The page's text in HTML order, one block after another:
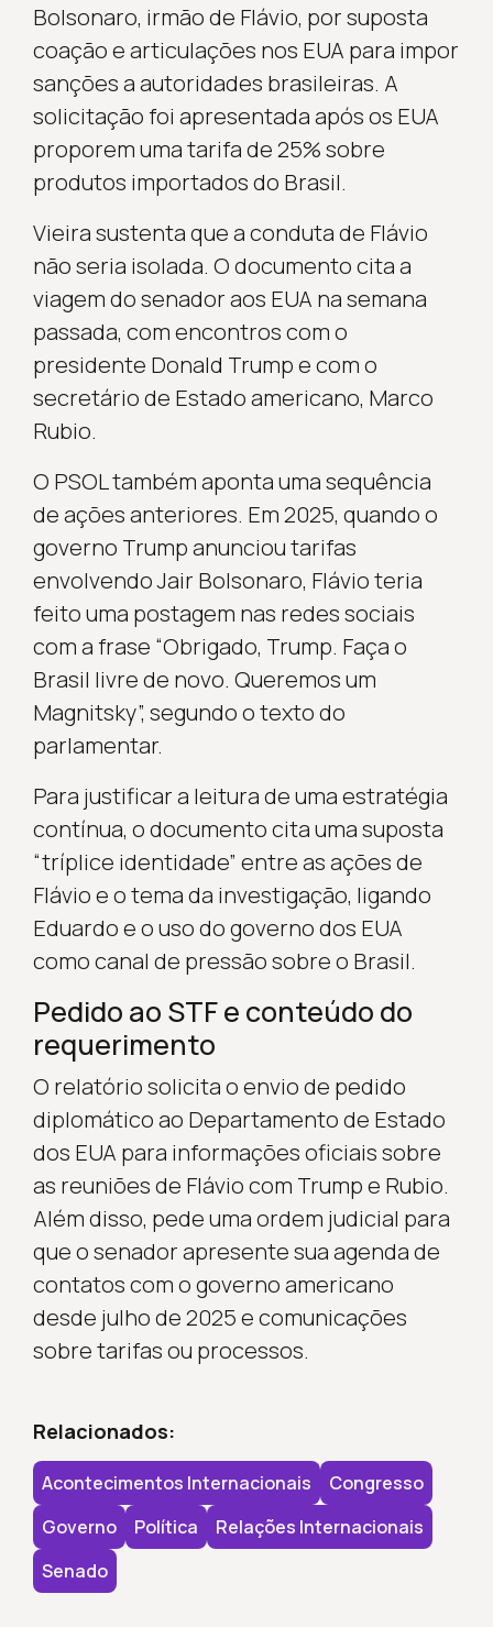
Bolsonaro, irmão de Flávio, por suposta
coação e articulações nos EUA para impor
sanções a autoridades brasileiras. A
solicitação foi apresentada após os EUA
proporem uma tarifa de 25% sobre
produtos importados do Brasil.
Vieira sustenta que a conduta de Flávio
não seria isolada. O documento cita a
viagem do senador aos EUA na semana
passada, com encontros com o
presidente Donald Trump e com o
secretário de Estado americano, Marco
Rubio.
O PSOL também aponta uma sequência
de ações anteriores. Em 2025, quando o
governo Trump anunciou tarifas
envolvendo Jair Bolsonaro, Flávio teria
feito uma postagem nas redes sociais
com a frase “Obrigado, Trump. Faça o
Brasil livre de novo. Queremos um
Magnitsky”, segundo o texto do
parlamentar.
Para justificar a leitura de uma estratégia
contínua, o documento cita uma suposta
“tríplice identidade” entre as ações de
Flávio e o tema da investigação, ligando
Eduardo e o uso do governo dos EUA
como canal de pressão sobre o Brasil.
Pedido ao STF e conteúdo do
requerimento
O relatório solicita o envio de pedido
diplomático ao Departamento de Estado
dos EUA para informações oficiais sobre
as reuniões de Flávio com Trump e Rubio.
Além disso, pede uma ordem judicial para
que o senador apresente sua agenda de
contatos com o governo americano
desde julho de 2025 e comunicações
sobre tarifas ou processos.
Relacionados:
Acontecimentos Internacionais
Congresso
Governo
Política
Relações Internacionais
Senado